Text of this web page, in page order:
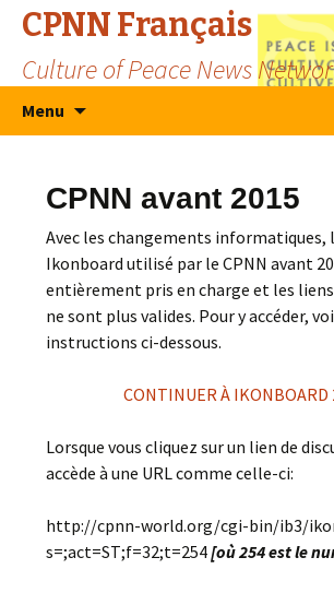
CPNN Français
Culture of Peace News
Menu
CPNN avant 2015
Avec les changements informatiques,
Ikonboard utilisé par le CPNN avant
entièrement pris en charge et les liens
ne sont plus valides. Pour y accéder,
instructions ci-dessous.
CONTINUER À IKONBOARD
Lorsque vous cliquez sur un lien de
accède à une URL comme celle-ci:
http://cpnn-world.org/cgi-bin/ib3/
s=;act=ST;f=32;t=254[où 254 est le